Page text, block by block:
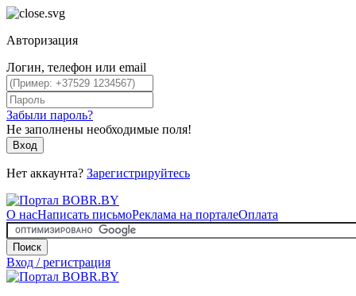
Авторизация
Логин, телефон или email
Забыли пароль?
Не заполнены необходимые поля!
Вход
Нет аккаунта? Зарегистрируйтесь
О насНаписать письмоРеклама на порталеОплата
Поиск
Вход / регистрация